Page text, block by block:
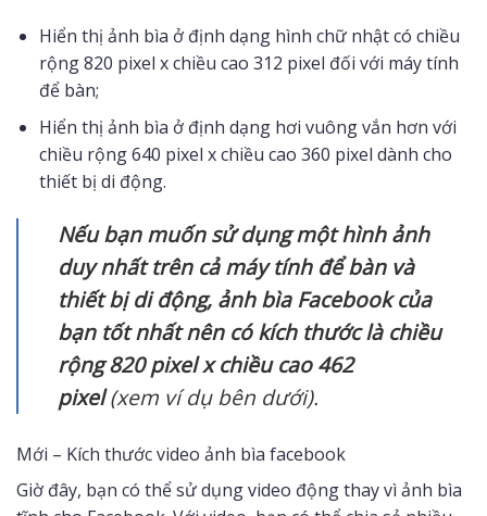
Hiển thị ảnh bìa ở định dạng hình chữ nhật có chiều
rộng 820 pixel x chiều cao 312 pixel đối với máy tính
để bàn;
Hiển thị ảnh bìa ở định dạng hơi vuông vắn hơn với
chiều rộng 640 pixel x chiều cao 360 pixel dành cho
thiết bị di động.
Nếu bạn muốn sử dụng một hình ảnh
duy nhất trên cả máy tính để bàn và
thiết bị di động, ảnh bìa Facebook của
bạn tốt nhất nên có kích thước là chiều
rộng 820 pixel x chiều cao 462
pixel(xem ví dụ bên dưới).
Mới – Kích thước video ảnh bìa facebook
Giờ đây, bạn có thể sử dụng video động thay vì ảnh bìa